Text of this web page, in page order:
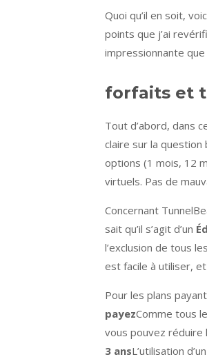
Quoi qu’il en soit,
points que j’ai
impressionnante
forfaits et
Tout d’abord, dans
claire sur la question
options (1 mois, 12
virtuels. Pas de
Concernant
sait qu’il s’agit d’un
l’exclusion de tous
est facile à utiliser,
Pour les plans
payezComme tous
vous pouvez réduire
3 ansL’utilisation